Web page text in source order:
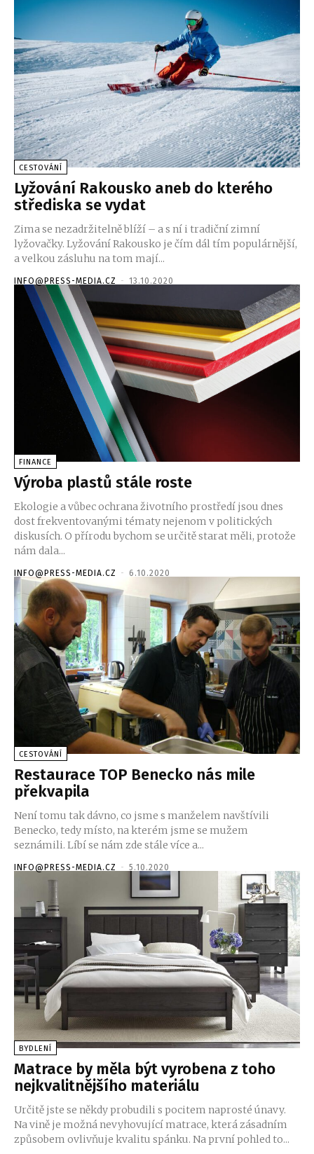
CESTOVÁNÍ
Lyžování Rakousko aneb do kterého
střediska se vydat
Zima se nezadržitelně blíží – a s ní i tradiční zimní
lyžovačky. Lyžování Rakousko je čím dál tím populárnější,
a velkou zásluhu na tom mají...
INFO@PRESS-MEDIA.CZ - 13.10.2020
FINANCE
Výroba plastů stále roste
Ekologie a vůbec ochrana životního prostředí jsou dnes
dost frekventovanými tématy nejenom v politických
diskusích. O přírodu bychom se určitě starat měli, protože
nám dala...
INFO@PRESS-MEDIA.CZ - 6.10.2020
CESTOVÁNÍ
Restaurace TOP Benecko nás mile
překvapila
Není tomu tak dávno, co jsme s manželem navštívili
Benecko, tedy místo, na kterém jsme se mužem
seznámili. Líbí se nám zde stále více a...
INFO@PRESS-MEDIA.CZ - 5.10.2020
BYDLENÍ
Matrace by měla být vyrobena z toho
nejkvalitnějšího materiálu
Určitě jste se někdy probudili s pocitem naprosté únavy.
Na vině je možná nevyhovující matrace, která zásadním
způsobem ovlivňuje kvalitu spánku. Na první pohled to...